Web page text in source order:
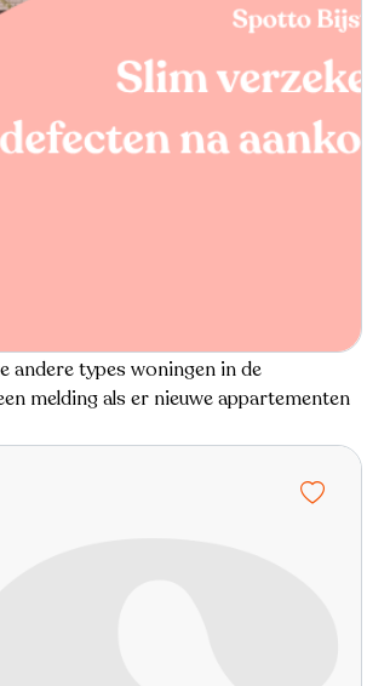
andere types woningen in de
melding als er nieuwe appartementen